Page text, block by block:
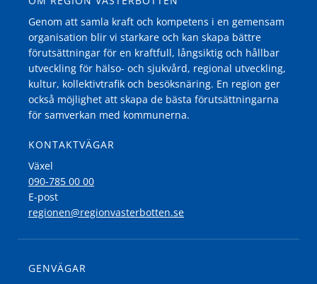
Genom att samla kraft och kompetens i en gemensam
organisation blir vi starkare och kan skapa bättre
förutsättningar för en kraftfull, långsiktig och hållbar
utveckling för hälso- och sjukvård, regional utveckling,
kultur, kollektivtrafik och besöksnäring. En region ger
också möjlighet att skapa de bästa förutsättningarna
för samverkan med kommunerna.
KONTAKTVÄGAR
Växel
090-785 00 00
E-post
regionen@regionvasterbotten.se
GENVÄGAR